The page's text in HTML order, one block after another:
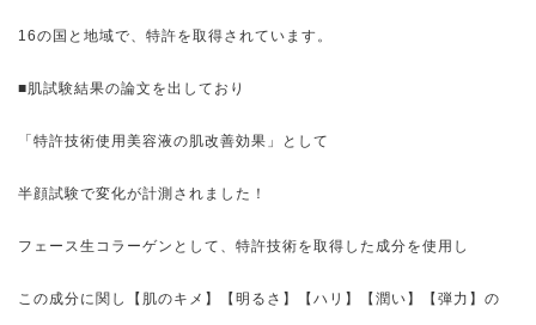
16の国と地域で、特許を取得されています。
■肌試験結果の論文を出しており
「特許技術使用美容液の肌改善効果」として
半顔試験で変化が計測されました！
フェース生コラーゲンとして、特許技術を取得した成分を使用し
この成分に関し【肌のキメ】【明るさ】【ハリ】【潤い】【弾力】の